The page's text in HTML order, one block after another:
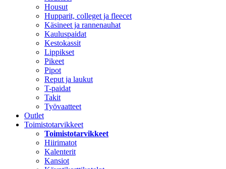
Housut
Hupparit, colleget ja fleecet
Käsineet ja rannenauhat
Kauluspaidat
Kestokassit
Lippikset
Pikeet
Pipot
Reput ja laukut
T-paidat
Takit
Työvaatteet
Outlet
Toimistotarvikkeet
Toimistotarvikkeet
Hiirimatot
Kalenterit
Kansiot